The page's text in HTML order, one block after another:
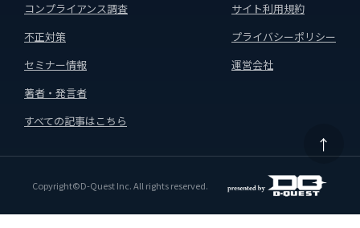
↑
コンプライアンス調査
不正対策
セミナー情報
著者・発言者
すべての記事はこちら
サイト利用規約
プライバシーポリシー
運営会社
Copyright©D-Quest Inc. All rights reserved.